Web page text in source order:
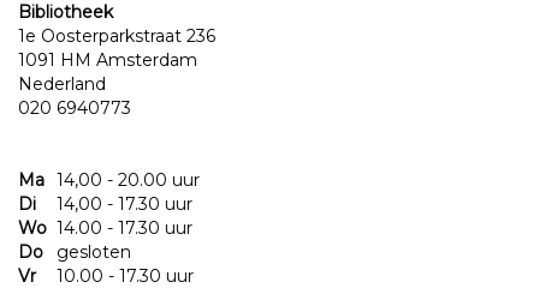
Bibliotheek
1e Oosterparkstraat 236
1091 HM Amsterdam
Nederland
020 6940773
Ma 14,00 - 20.00 uur
Di
14,00 - 17.30 uur
Wo 14.00 - 17.30 uur
Do
gesloten
Vr
10.00 - 17.30 uur